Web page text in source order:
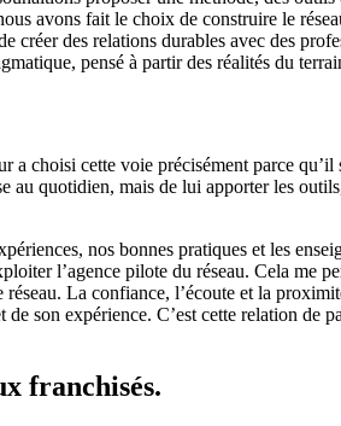
avons fait le choix de construire le
des relations durables avec des
pensé à partir des réalités du
choisi cette voie précisément parce
quotidien, mais de lui apporter les
nos bonnes pratiques et les
l’agence pilote du réseau. Cela me
La confiance, l’écoute et la
son expérience. C’est cette relation de
franchisés.